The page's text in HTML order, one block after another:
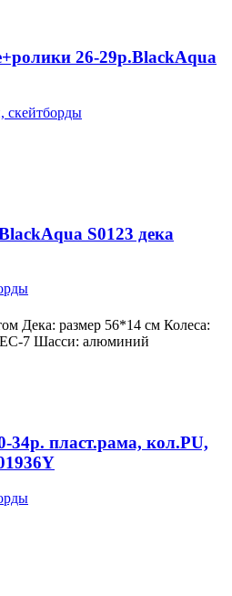
26-29р.BlackAqua
скейтборды
S0123 дека
Дека: размер 56*14 см Колеса:
7 Шасси: алюминий
34р. пласт.рама, кол.PU,